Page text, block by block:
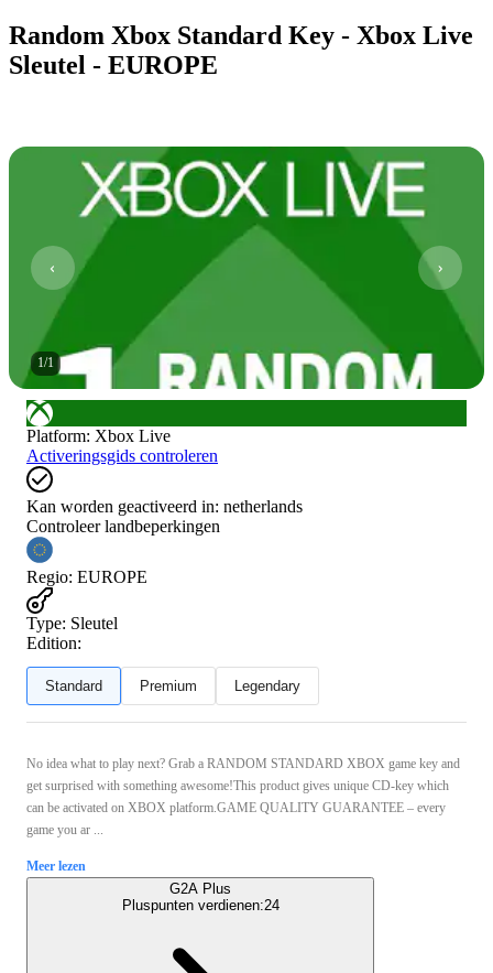
Random Xbox Standard Key - Xbox Live
Sleutel - EUROPE
1/1
Platform: Xbox Live
Activeringsgids controleren
Kan worden geactiveerd in: netherlands
Controleer landbeperkingen
Regio: EUROPE
Type: Sleutel
Edition:
Standard Premium Legendary
No idea what to play next? Grab a RANDOM STANDARD XBOX game key and
get surprised with something awesome!This product gives unique CD-key which
can be activated on XBOX platform.GAME QUALITY GUARANTEE – every
game you ar ...
Meer lezen
G2A Plus
Pluspunten verdienen:24